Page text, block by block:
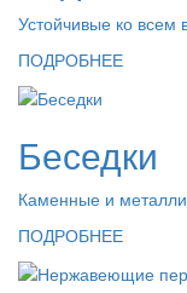
Устойчивые ко всем
ПОДРОБНЕЕ
Беседки
Каменные и
ПОДРОБНЕЕ